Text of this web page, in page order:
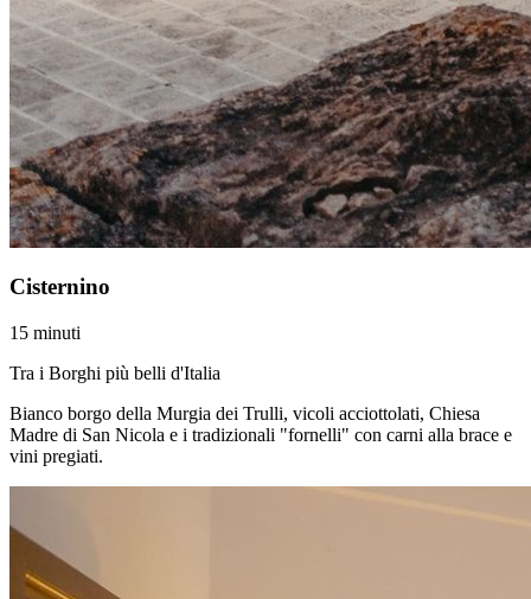
Cisternino
15 minuti
Tra i Borghi più belli d'Italia
Bianco borgo della Murgia dei Trulli, vicoli acciottolati, Chiesa
Madre di San Nicola e i tradizionali "fornelli" con carni alla brace e
vini pregiati.